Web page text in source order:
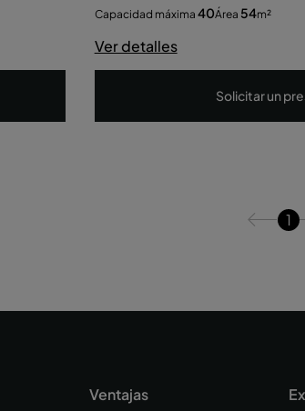
Capacidad máxima 40Área 54m²
Ver detalles
Solicitar un
1
Ventajas